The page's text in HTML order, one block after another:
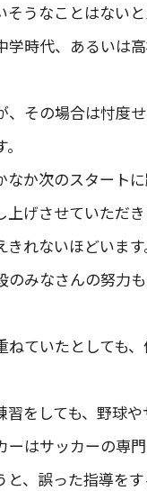
うなことはないと
学時代、あるいは
、その場合は忖度
か次のスタートに
上げさせていただ
れないほどいます
のみなさんの努力
ねていたとしても
をしても、野球
はサッカーの専
、誤った指導を